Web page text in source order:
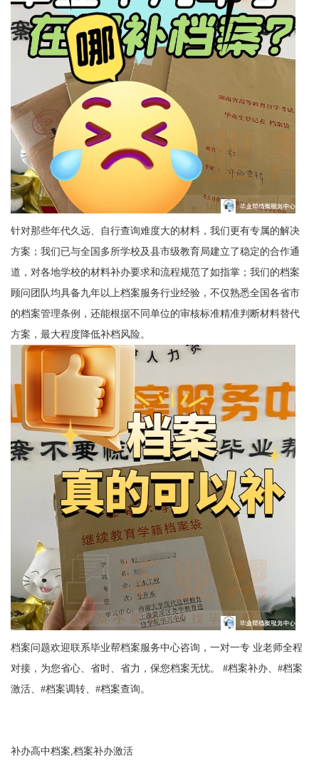
针对那些年代久远、自行查询难度大的材料，我们更有专属的解决
方案； 我们已与全国多所学校及县市级教育局建立了稳定的合作通
道，对各地学校的材料补办要求和流程规范了如指掌； 我们的档案
顾问团队均具备九年以上档案服务行业经验，不仅熟悉全国各省市
的档案管理条例，还能根据不同单位的审核标准精准判断材料替代
方案，最大程度降低补档风险。
档案问题欢迎联系毕业帮档案服务中心咨询，一对一专 业老师全程
对接，为您省心、省时、省力，保您档案无忧。 #档案补办、#档案
激活、#档案调转、#档案查询。
补办高中档案,档案补办激活